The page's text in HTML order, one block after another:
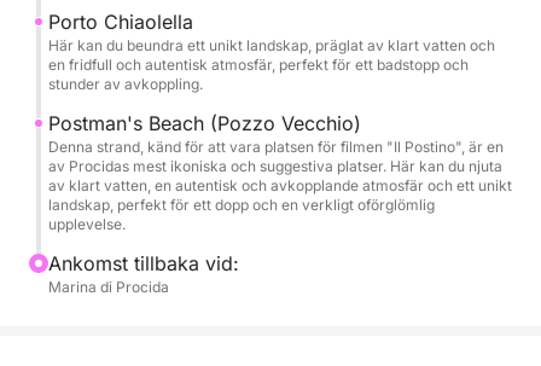
där du kan simma i de berömda naturliga poolerna
och besöka Pozzo Vecchio-stranden. Du kommer att
ha gott om tid att koppla av, ta flera badpauser och
Ombord njuter du av lunch tillsammans med drycker,
för en ännu mer komplett och autentisk upplevelse.
Denna upplevelse är perfekt för dig som vill njuta av
en exklusiv dag på en båt, som kombinerar
Porto Chiaolella
Här kan du beundra ett unikt landskap, präglat av klart vatten och
en fridfull och autentisk atmosfär, perfekt för ett badstopp och
stunder av avkoppling.
Postman's Beach (Pozzo Vecchio)
Denna strand, känd för att vara platsen för filmen "Il Postino", är en
av Procidas mest ikoniska och suggestiva platser. Här kan du njuta
av klart vatten, en autentisk och avkopplande atmosfär och ett unikt
landskap, perfekt för ett dopp och en verkligt oförglömlig
upplevelse.
Ankomst tillbaka vid:
Marina di Procida